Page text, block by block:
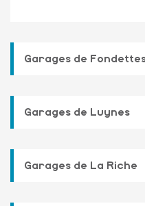
Garages de
Garages de Luynes
Garages de La Riche